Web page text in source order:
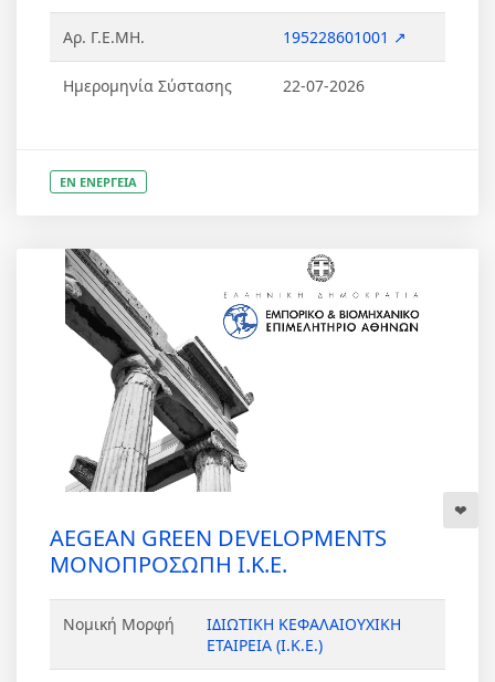
Αρ. Γ.Ε.ΜΗ. 195228601001 ↗
Ημερομηνία Σύστασης 22-07-2026
ΕΝ ΕΝΕΡΓΕΙΑ
AEGEAN GREEN DEVELOPMENTS
ΜΟΝΟΠΡΟΣΩΠΗ Ι.Κ.Ε.
Νομική Μορφή
ΙΔΙΩΤΙΚΗ ΚΕΦΑΛΑΙΟΥΧΙΚΗ
ΕΤΑΙΡΕΙΑ (Ι.Κ.Ε.)